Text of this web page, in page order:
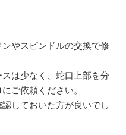
やスピンドルの交換で修
は少なく、蛇口上部を分
ご依頼ください。
しておいた方が良いでし